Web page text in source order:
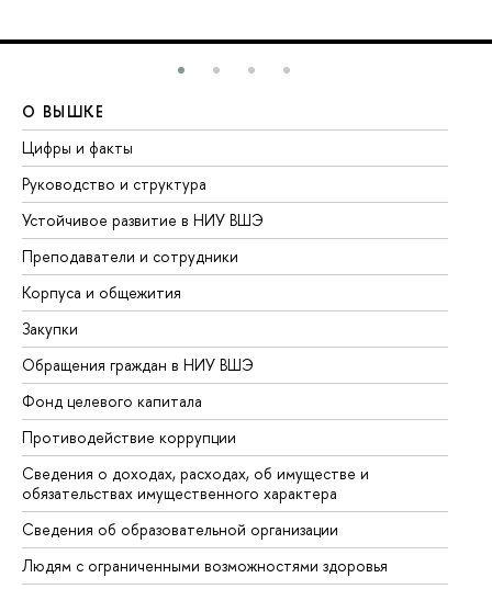
О ВЫШКЕ
Цифры и факты
Руководство и структура
Устойчивое развитие в НИУ ВШЭ
Преподаватели и сотрудники
Корпуса и общежития
Закупки
Обращения граждан в НИУ ВШЭ
Фонд целевого капитала
Противодействие коррупции
Сведения о доходах, расходах, об имуществе и
обязательствах имущественного характера
Сведения об образовательной организации
Людям с ограниченными возможностями здоровья